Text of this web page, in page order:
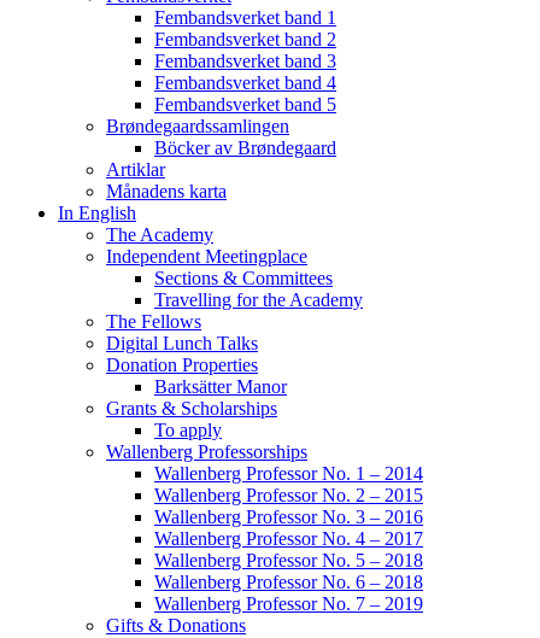
Fembandsverket band 1
Fembandsverket band 2
Fembandsverket band 3
Fembandsverket band 4
Fembandsverket band 5
Brøndegaardssamlingen
Böcker av Brøndegaard
Artiklar
Månadens karta
In English
The Academy
Independent Meetingplace
Sections & Committees
Travelling for the Academy
The Fellows
Digital Lunch Talks
Donation Properties
Barksätter Manor
Grants & Scholarships
To apply
Wallenberg Professorships
Wallenberg Professor No. 1 – 2014
Wallenberg Professor No. 2 – 2015
Wallenberg Professor No. 3 – 2016
Wallenberg Professor No. 4 – 2017
Wallenberg Professor No. 5 – 2018
Wallenberg Professor No. 6 – 2018
Wallenberg Professor No. 7 – 2019
Gifts & Donations